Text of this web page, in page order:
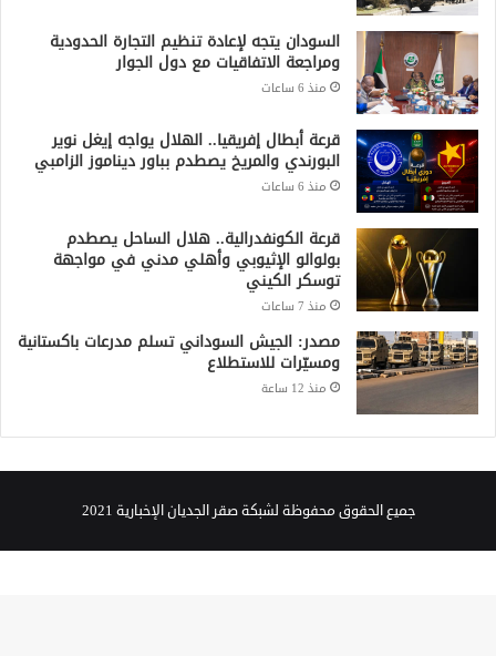
السودان يتجه لإعادة تنظيم التجارة الحدودية
ومراجعة الاتفاقيات مع دول الجوار
منذ 6 ساعات
قرعة أبطال إفريقيا.. الهلال يواجه إيغل نوير
البورندي والمريخ يصطدم بباور ديناموز الزامبي
منذ 6 ساعات
قرعة الكونفدرالية.. هلال الساحل يصطدم
بولوالو الإثيوبي وأهلي مدني في مواجهة
توسكر الكيني
منذ 7 ساعات
مصدر: الجيش السوداني تسلم مدرعات باكستانية
ومسيّرات للاستطلاع
منذ 12 ساعة
جميع الحقوق محفوظة لشبكة صقر الجديان الإخبارية 2021